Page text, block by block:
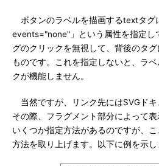
ボタンのラベルを描画するtextタグ
events="none"」という属性を指定し
グのクリックを無視して、背後のタ
ものです。これを指定しないと、ラ
クが機能しません。
当然ですが、リンク先にはSVGドキ
その際、フラグメント部分によって表
いくつか指定方法があるのですが、
方法を取り上げます。以下に例を示し